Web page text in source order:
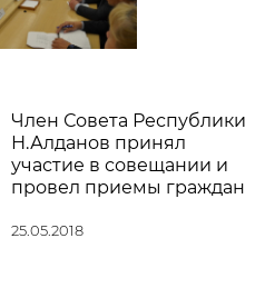
Член Совета Республики
Н.Алданов принял
участие в совещании и
провел приемы граждан
25.05.2018